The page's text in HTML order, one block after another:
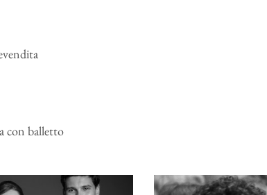
con balletto